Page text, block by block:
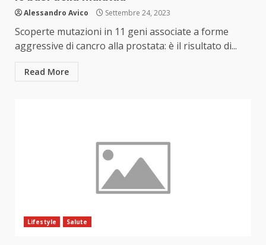
Alessandro Avico Settembre 24, 2023
Scoperte mutazioni in 11 geni associate a forme
aggressive di cancro alla prostata: è il risultato di...
Read More
Lifestyle Salute